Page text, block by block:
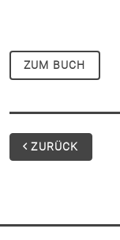
ZUM BUCH
ZURÜCK